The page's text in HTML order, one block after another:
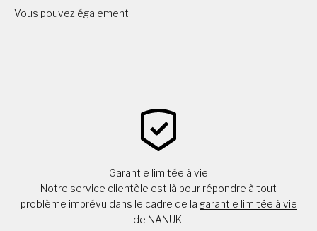
Vous pouvez également
Garantie limitée à vie
Notre service clientèle est là pour répondre à tout
problème imprévu dans le cadre de la garantie limitée à vie
de NANUK.